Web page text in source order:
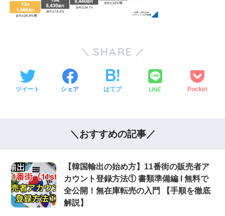
SHARE
ツイート シェア はてブ LINE Pocket
＼おすすめの記事／
【韓国輸出の始め方】11番街の販売者ア
カウント登録方法① 書類準備編 Ι 無料で
全公開！無在庫転売の入門 【手順を徹底
解説】